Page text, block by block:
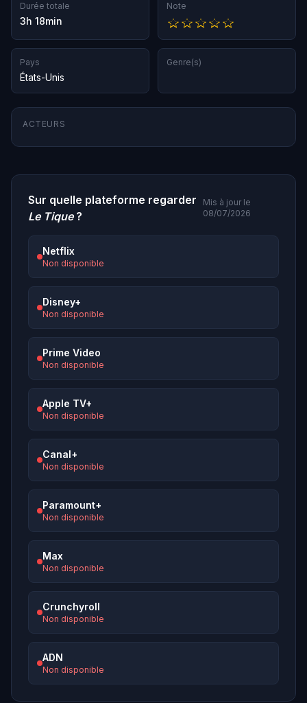
Durée totale
3h 18min
Note
Pays
États-Unis
Genre(s)
ACTEURS
Sur quelle plateforme regarder
Le Tique?
Mis à jour le
08/07/2026
Netflix
Non disponible
Disney+
Non disponible
Prime Video
Non disponible
Apple TV+
Non disponible
Canal+
Non disponible
Paramount+
Non disponible
Max
Non disponible
Crunchyroll
Non disponible
ADN
Non disponible